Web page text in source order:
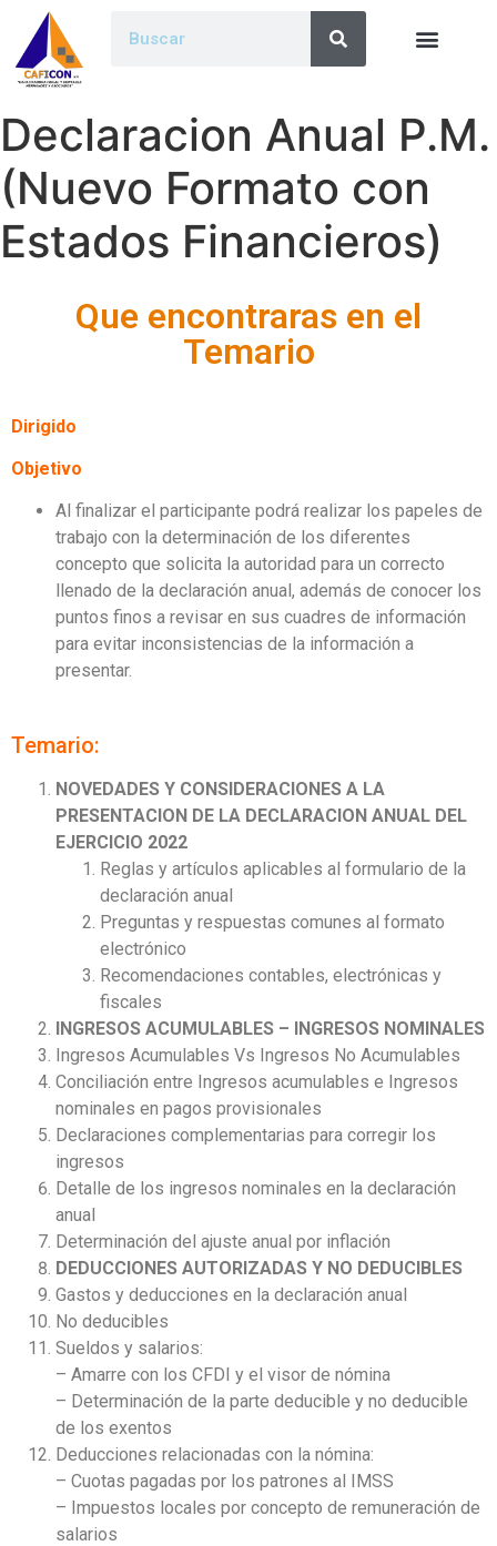
Declaracion Anual P.M.
(Nuevo Formato con
Estados Financieros)
Que encontraras en el
Temario
Dirigido
Objetivo
Al finalizar el participante podrá realizar los papeles de
trabajo con la determinación de los diferentes
concepto que solicita la autoridad para un correcto
llenado de la declaración anual, además de conocer los
puntos finos a revisar en sus cuadres de información
para evitar inconsistencias de la información a
presentar.
Temario:
NOVEDADES Y CONSIDERACIONES A LA
PRESENTACION DE LA DECLARACION ANUAL DEL
EJERCICIO 2022
Reglas y artículos aplicables al formulario de la
declaración anual
Preguntas y respuestas comunes al formato
electrónico
Recomendaciones contables, electrónicas y
fiscales
INGRESOS ACUMULABLES – INGRESOS NOMINALES
Ingresos Acumulables Vs Ingresos No Acumulables
Conciliación entre Ingresos acumulables e Ingresos
nominales en pagos provisionales
Declaraciones complementarias para corregir los
ingresos
Detalle de los ingresos nominales en la declaración
anual
Determinación del ajuste anual por inflación
DEDUCCIONES AUTORIZADAS Y NO DEDUCIBLES
Gastos y deducciones en la declaración anual
No deducibles
Sueldos y salarios:
– Amarre con los CFDI y el visor de nómina
– Determinación de la parte deducible y no deducible
de los exentos
Deducciones relacionadas con la nómina:
– Cuotas pagadas por los patrones al IMSS
– Impuestos locales por concepto de remuneración de
salarios